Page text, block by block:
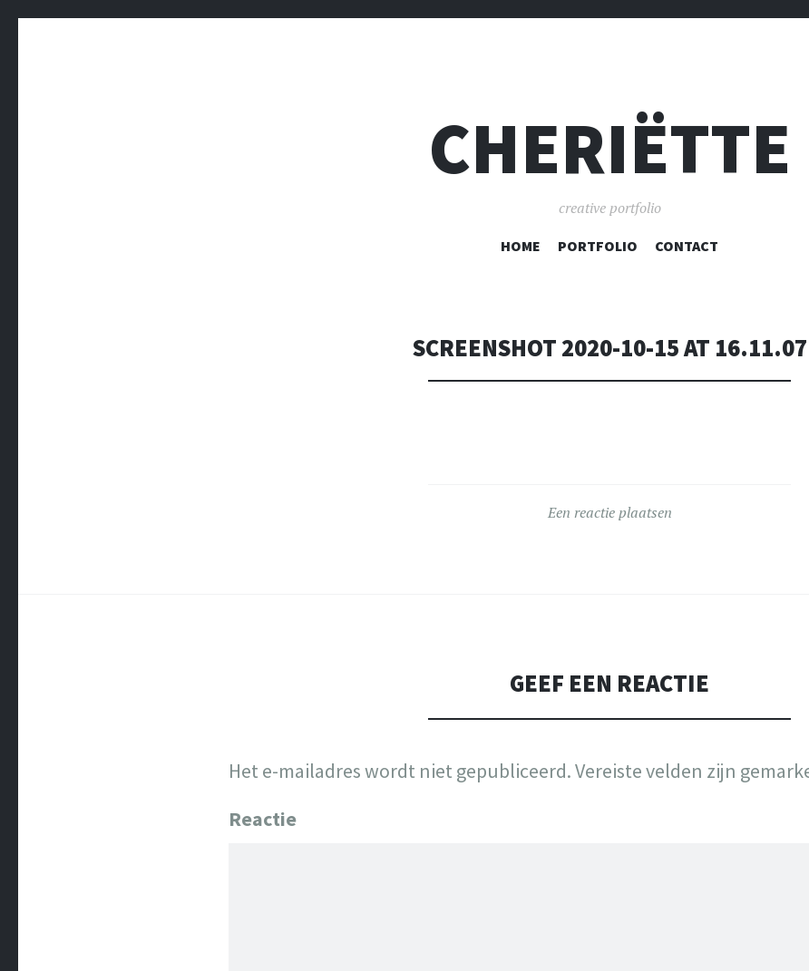
CHERIËTTE
creative portfolio
SPRING
HOME PORTFOLIO CONTACT
SCREENSHOT 2020-10-15 AT 16.11.07
Een reactie plaatsen
GEEF EEN REACTIE
Het e-mailadres wordt niet gepubliceerd.Vereiste velden zijn
Reactie